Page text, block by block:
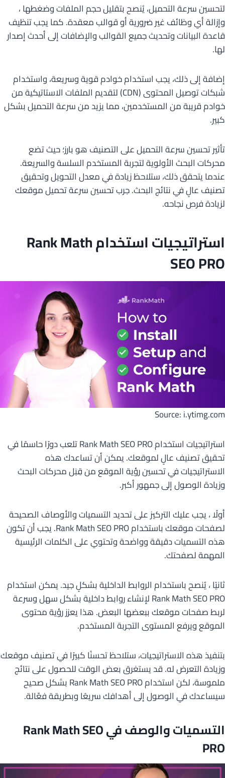
لتحسين سرعة التحميل، يُنصح بتقليل حجم الملفات وضغطها ،
وإزالة أي وظائف غير ضرورية أو قوالب معقدة. كما يجب تنظيف
قاعدة البيانات وتحديث جميع القوالب والإضافات إلى أحدث إصدار
لها.
إضافة إلى ذلك، يجب استخدام خوادم قوية وسريعة، واستخدام
شبكات توصيل المحتوى (CDN) لتقديم الملفات الاستاتيكية من
خوادم قريبة من المستخدمين، مما يزيد من سرعة التحميل بشكل
كبير.
تأثير تحسين سرعة التحميل على التصنيف هو بارز؛ حيث تضع
محركات البحث الأولوية لتجربة المستخدم السلسة والسريعة.
عندما يتحقق ذلك، ستلاحظ زيادة في معدل التحويل وتحقيق
تصنيف عالٍ في نتائج البحث. جرب تحسين سرعة تحميل موقعك
لزيادة فرص نجاحه.
استراتيجيات استخدام Rank Math
SEO PRO
Source: i.ytimg.com
استراتيجيات استخدام Rank Math SEO PRO تلعب دورًا حاسمًا في
تحقيق تصنيف عالٍ لموقعك. يمكن أن تساعدك هذه
الاستراتيجيات في تحسين رؤية الموقع من قِبَل محركات البحث
وزيادة الوصول إلى جمهور أكبر.
أولًا ، يجب عليك التركيز على تحديد التسميات والأوصاف الصحيحة
لصفحات موقعك باستخدام Rank Math SEO PRO. يجب أن تكون
هذه التسميات دقيقة وواضحة وتحتوي على الكلمات الرئيسية
المهمة لصفحتك.
ثانيًا ، يُنصح باستخدام الروابط الداخلية بشكلٍ جيد. يمكن استخدام
Rank Math SEO PRO لإنشاء روابط داخلية بشكل سهل وسرعة
لربط صفحات موقعك ببعضها البعض. هذا يعزز رؤية محتوى
الموقع ويرفع المستوى التجربة المستخدم.
بتنفيذ هذه الاستراتيجيات، ستلاحظ تحسنًا كبيرًا في تصنيف موقعك
وزيادة التعرض له. قد يستغرق بعض الوقت للحصول على نتائج
ملموسة، لكن استخدام Rank Math SEO PRO بشكل صحيح
سيساعدك في الوصول إلى أهدافك سريعًا وبطريقة فعّالة.
التسميات والوصف في Rank Math SEO
PRO